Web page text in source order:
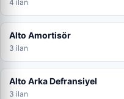
4 ilan
Alto Amortisör
3 ilan
Alto Arka Defransiyel
3 ilan